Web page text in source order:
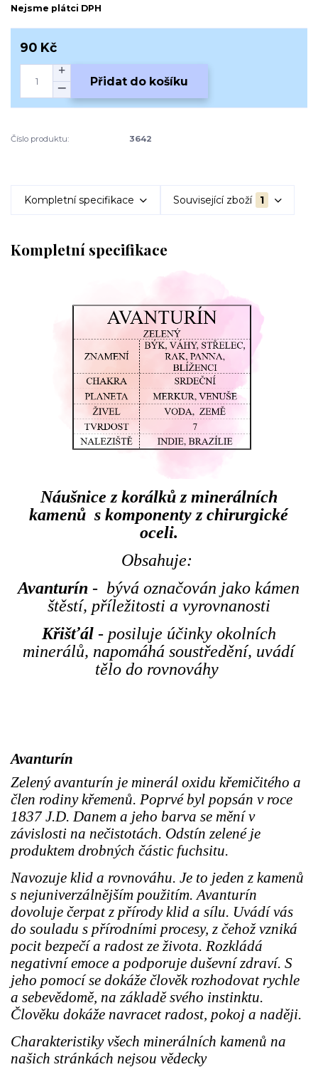
Nejsme plátci DPH
90 Kč
Přidat do košíku
Číslo produktu: 3642
Kompletní specifikace Související zboží 1
Kompletní specifikace
Náušnice z korálků z minerálních
kamenů s komponenty z chirurgické
oceli.
Obsahuje:
Avanturín - bývá označován jako kámen
štěstí, příležitosti a vyrovnanosti
Křišťál- posiluje účinky okolních
minerálů, napomáhá soustředění, uvádí
tělo do rovnováhy
Avanturín
Zelený avanturín je minerál oxidu křemičitého a
člen rodiny křemenů. Poprvé byl popsán v roce
1837 J.D. Danem a jeho barva se mění v
závislosti na nečistotách. Odstín zelené je
produktem drobných částic fuchsitu.
Navozuje klid a rovnováhu. Je to jeden z kamenů
s nejuniverzálnějším použitím. Avanturín
dovoluje čerpat z přírody klid a sílu. Uvádí vás
do souladu s přírodními procesy, z čehož vzniká
pocit bezpečí a radost ze života. Rozkládá
negativní emoce a podporuje duševní zdraví. S
jeho pomocí se dokáže člověk rozhodovat rychle
a sebevědomě, na základě svého instinktu.
Člověku dokáže navracet radost, pokoj a naději.
Charakteristiky všech minerálních kamenů na
našich stránkách nejsou vědecky